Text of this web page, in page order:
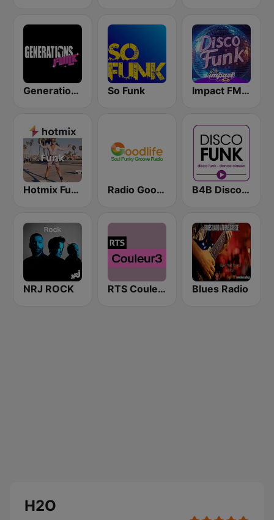
Generations Funk So Funk Impact FM - Disco Funk
Hotmix Funk Radio Goodlife B4B Disco Funk
NRJ ROCK RTS Couleur 3 Blues Radio
H2O